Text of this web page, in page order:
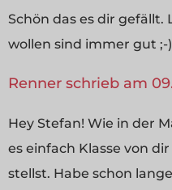
Schön das es dir gefällt.
wollen sind immer gut ;-)
Renner schrieb am
Hey Stefan! Wie in der
es einfach Klasse von
stellst. Habe schon